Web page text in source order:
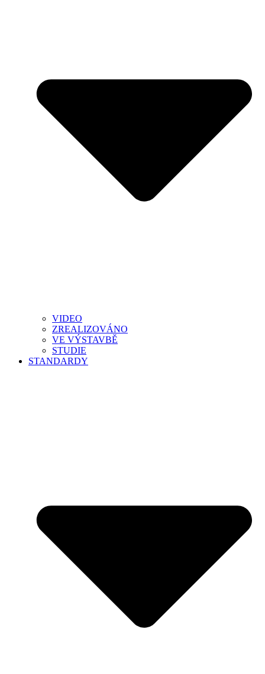
VIDEO
ZREALIZOVÁNO
VE VÝSTAVBĚ
STUDIE
STANDARDY